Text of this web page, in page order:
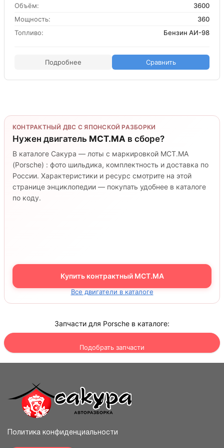
Объём:
3600
Мощность:
360
Топливо:
Бензин АИ-98
Подробнее Сравнить
КОНТРАКТНЫЙ ДВС С ЯПОНСКОЙ РАЗБОРКИ
Нужен двигатель MCT.MA в сборе?
В каталоге Сакура — лоты с маркировкой MCT.MA
(Porsche) : фото шильдика, комплектность и доставка по
России. Характеристики и ресурс смотрите на этой
странице энциклопедии — покупать удобнее в каталоге
по коду.
Купить контрактный MCT.MA
Все двигатели в каталоге
Запчасти для Porsche в каталоге:
Подобрать запчасти
Политика конфиденциальности